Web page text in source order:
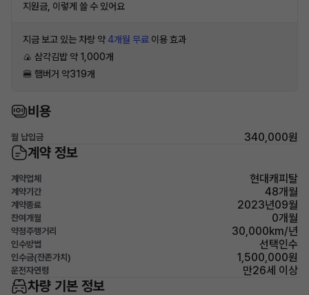
지원금, 이렇게 쓸 수 있어요
지금 보고 있는 차량 약4개월 무료 이용 효과
🍙 삼각김밥 약 1,000개
🍔 햄버거 약319개
비용
월 납입금 340,000원
계약 정보
계약업체 현대캐피탈
계약기간 48개월
계약종료 2023년09월
잔여개월 0개월
약정주행거리 30,000km/년
인수방법 선택인수
인수금(잔존가치) 1,500,000원
운전자연령 만26세 이상
차량 기본 정보